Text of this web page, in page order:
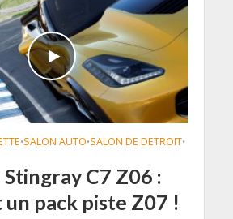
•SALON AUTO•SALON DE DETROIT•
C7 Z06 :
un pack piste Z07 !